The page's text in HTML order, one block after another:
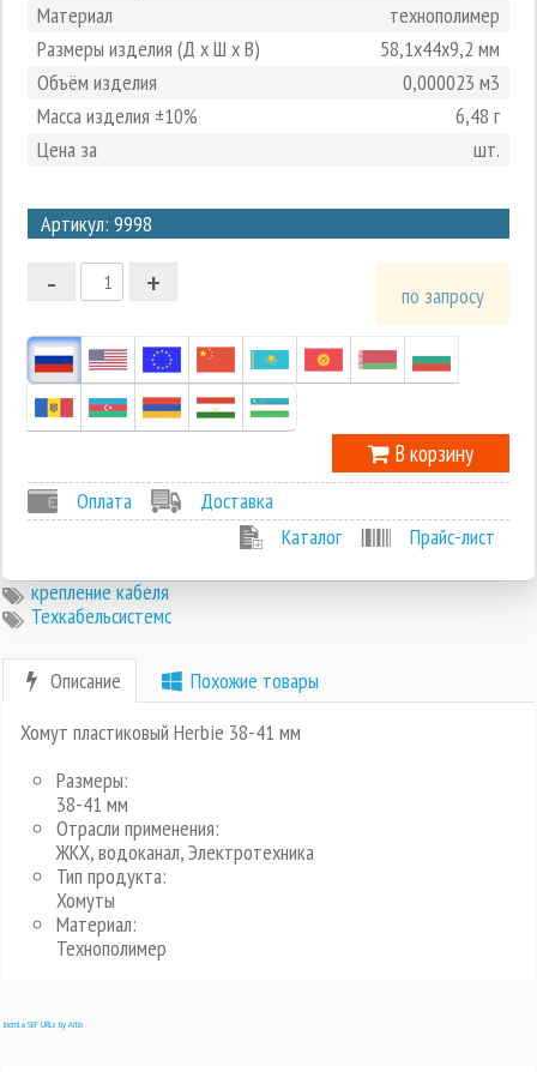
Материал
технополимер
Размеры изделия (Д х Ш х В)
58,1х44х9,2 мм
Объём изделия
0,000023 м3
Масса изделия ±10%
6,48 г
Цена за
шт.
Артикул: 9998
2
1
-1
+
- по запросу
В корзину
Оплата
Доставка
Каталог
Прайс-лист
крепление кабеля
Техкабельсистемс
Описание
Похожие товары
Хомут пластиковый Herbie 38-41 мм
Размеры:
38-41 мм
Отрасли применения:
ЖКХ, водоканал, Электротехника
Тип продукта:
Хомуты
Материал:
Технополимер
Joomla SEF URLs by Artio